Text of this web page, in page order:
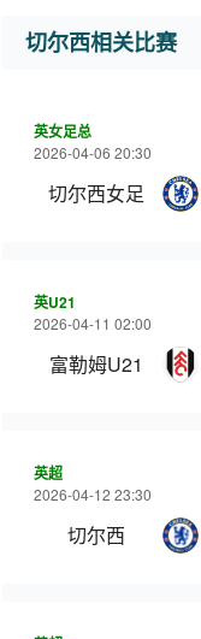
切尔西相关比赛
英女足总
2026-04-06 20:30
切尔西女足
英U21
2026-04-11 02:00
富勒姆U21
英超
2026-04-12 23:30
切尔西